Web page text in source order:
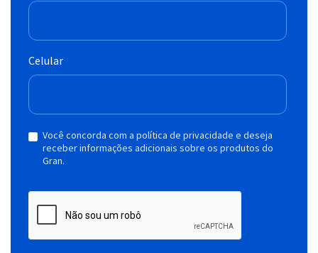
Celular
Você concorda com a política de privacidade e deseja
receber informações adicionais sobre os produtos do
Gran.